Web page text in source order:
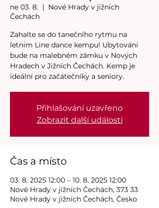
ne 03. 8.
  |
Nové Hrady v jižních
Čechách
Zahalte se do tanečního rytmu na
letním Line dance kempu! Ubytování
bude na malebném zámku v Nových
Hradech v Jižních Čechách. Kemp je
ideální pro začátečníky a seniory.
Přihlašování uzavřeno
Zobrazit další události
Čas a místo
03. 8. 2025 12:00 – 10. 8. 2025 12:00
Nové Hrady v jižních Čechách, 373 33
Nové Hrady v jižních Čechách, Česko